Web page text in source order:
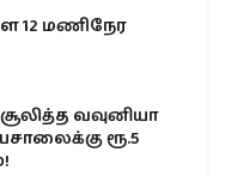
12 மணிநேர
வவுனியா
ரூ.5